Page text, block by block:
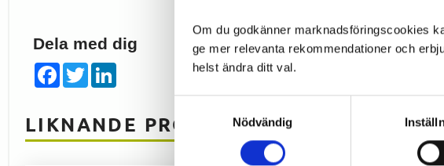
Om du godkänner marknadsföringscookies
ge mer relevanta rekommendationer och
helst ändra ditt val.
Nödvändig
Dela med dig
Facebook
Twitter
LIKNANDE PRODUKTER